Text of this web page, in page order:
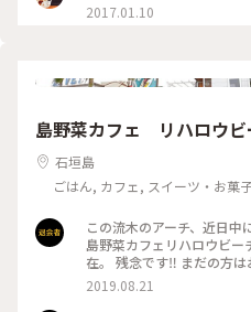
2017.01.10
島野菜カフェ リハロウビ
石垣島
ごはん, カフェ, スイーツ・お菓
この流木のアーチ、近日
島野菜カフェリハロウビー
在。 残念です‼️ まだの方
2019.08.21